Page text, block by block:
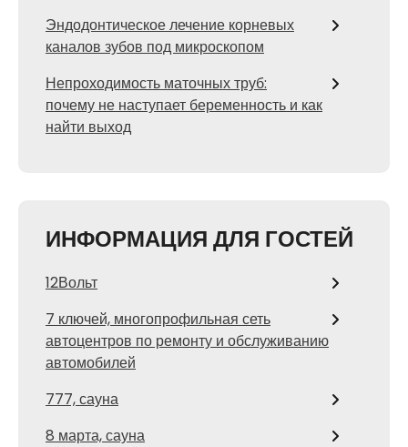
Эндодонтическое лечение корневых
каналов зубов под микроскопом
Непроходимость маточных труб:
почему не наступает беременность и как
найти выход
ИНФОРМАЦИЯ ДЛЯ ГОСТЕЙ
12Вольт
7 ключей, многопрофильная сеть
автоцентров по ремонту и обслуживанию
автомобилей
777, сауна
8 марта, сауна